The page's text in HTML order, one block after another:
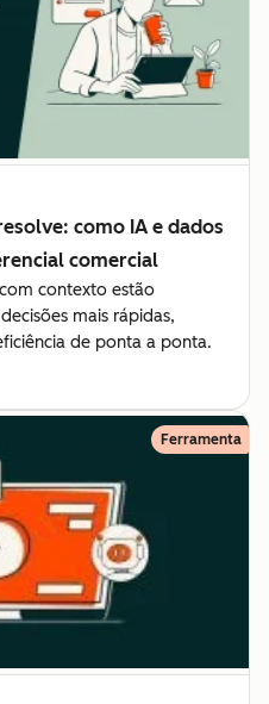
como IA e dados
comercial
contexto estão
mais rápidas,
de ponta a ponta.
Ferramenta